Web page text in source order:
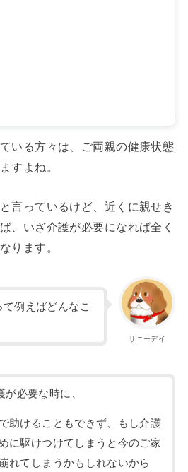
いる方々は、ご両親の健康状態
すよね。
言っているけど、近くに親せき
、いざ介護が必要になれば全く
ります。
サニーデイ
例えばどんなこ
が必要な時に、
助けることもできず、もし介護
に駆けつけてしまうと今のご家
れてしまうかもしれないから